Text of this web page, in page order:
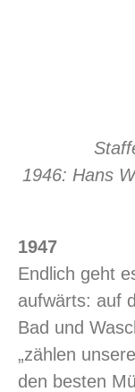
1946: Hans
1947
Endlich geht
aufwärts: auf
Bad und
„zählen
den besten